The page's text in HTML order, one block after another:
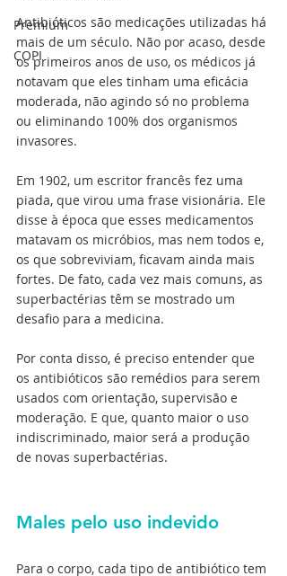
Premium
COPI
Antibióticos são medicações utilizadas há
mais de um século. Não por acaso, desde
os primeiros anos de uso, os médicos já
notavam que eles tinham uma eficácia
moderada, não agindo só no problema
ou eliminando 100% dos organismos
invasores.
Em 1902, um escritor francês fez uma
piada, que virou uma frase visionária. Ele
disse à época que esses medicamentos
matavam os micróbios, mas nem todos e,
os que sobreviviam, ficavam ainda mais
fortes. De fato, cada vez mais comuns, as
superbactérias têm se mostrado um
desafio para a medicina.
Por conta disso, é preciso entender que
os antibióticos são remédios para serem
usados com orientação, supervisão e
moderação. E que, quanto maior o uso
indiscriminado, maior será a produção
de novas superbactérias.
Males pelo uso indevido
Para o corpo, cada tipo de antibiótico tem